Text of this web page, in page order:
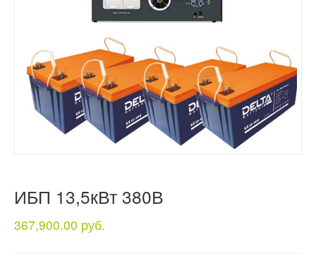
ИБП 13,5кВт 380В
367,900.00 руб.